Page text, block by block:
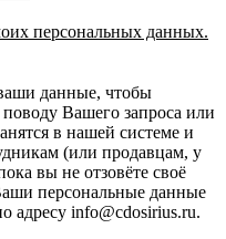
персональных данных.
данные, чтобы
Вашего запроса или
в нашей системе и
(или продавцам, у
вы не отзовёте своё
персональные данные
адресу info@cdosirius.ru.